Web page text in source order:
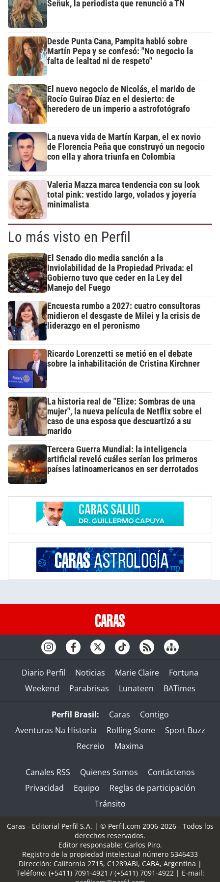
Señuk, la periodista que renunció a TN
Desde Punta Cana, Pampita habló sobre
Martín Pepa y se confesó: "No negocio la
falta de lealtad ni de respeto"
El nuevo negocio de Nicolás, el marido de
Rocío Guirao Díaz en el desierto: de
heredero de un imperio a astrofotógrafo
La nueva vida de Martín Karpan, el ex novio
de Florencia Peña que construyó un negocio
con ella y ahora triunfa en Colombia
Valeria Mazza marca tendencia con su look
total pink: vestido largo, volados y joyería
minimalista
Lo más visto en Perfil
El Senado dio media sanción a la
Inviolabilidad de la Propiedad Privada: el
Gobierno tuvo que ceder en la Ley del
Manejo del Fuego
Encuesta rumbo a 2027: cuatro consultoras
midieron el desgaste de Milei y la crisis de
liderazgo en el peronismo
Ricardo Lorenzetti se metió en el debate
sobre la inhabilitación de Cristina Kirchner
La historia real de "Elize: Sombras de una
mujer", la nueva película de Netflix sobre el
caso de una esposa que descuartizó a su
marido
Tercera Guerra Mundial: la inteligencia
artificial reveló cuáles serían los primeros
países latinoamericanos en ser derrotados
Diario Perfil Noticias Marie Claire
Fortuna
Weekend
Parabrisas Lunateen BATimes
Perfil Brasil: Caras
Contigo
Aventuras Na Historia
Rolling Stone
Sport Buzz
Recreio
Maxima
Canales RSS Quienes Somos
Contáctenos
Privacidad
Equipo
Reglas de participación
Tránsito
Caras - Editorial Perfil S.A. | © Perfil.com 2006-2026 - Todos los
derechos reservados.
Editor responsable: Carlos Piro.
Registro de la propiedad intelectual número 5346433
Dirección: California 2715, C1289ABI, CABA, Argentina |
Teléfono: (+5411) 7091-4921 / (+5411) 7091-4922| E-mail: